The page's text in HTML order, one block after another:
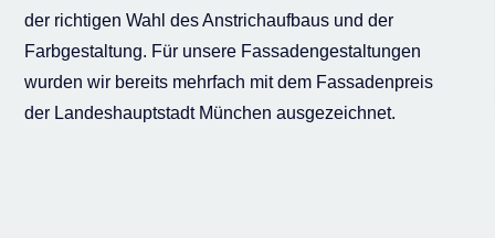
der richtigen Wahl des Anstrichaufbaus und der
Farbgestaltung. Für unsere Fassadengestaltungen
wurden wir bereits mehrfach mit dem Fassadenpreis
der Landeshauptstadt München ausgezeichnet.